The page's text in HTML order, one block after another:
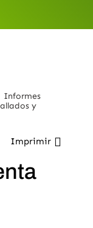
Informes
y
Imprimir